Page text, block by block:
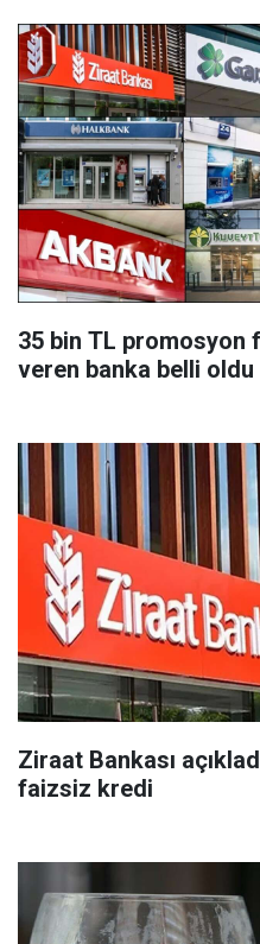
35 bin TL promosyon
veren banka belli oldu
Ziraat Bankası
faizsiz kredi